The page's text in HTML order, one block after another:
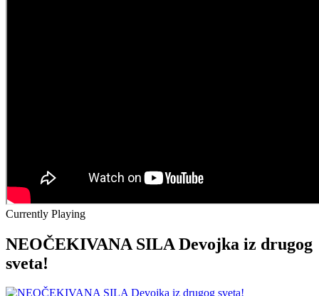
Currently Playing
NEOČEKIVANA SILA Devojka iz drugog
sveta!